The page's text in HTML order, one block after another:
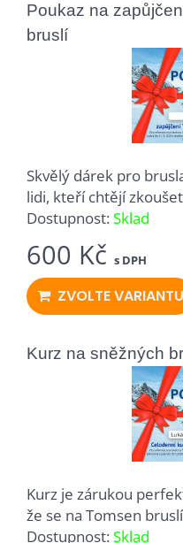
Poukaz na
bruslí
Skvělý dárek pro
lidi, kteří chtějí
Dostupnost:Sklad
600 Kč s DPH
ZVOLTE VARIANTU
Kurz na sněžných
Kurz je zárukou
že se na Tomsen
Dostupnost:Sklad